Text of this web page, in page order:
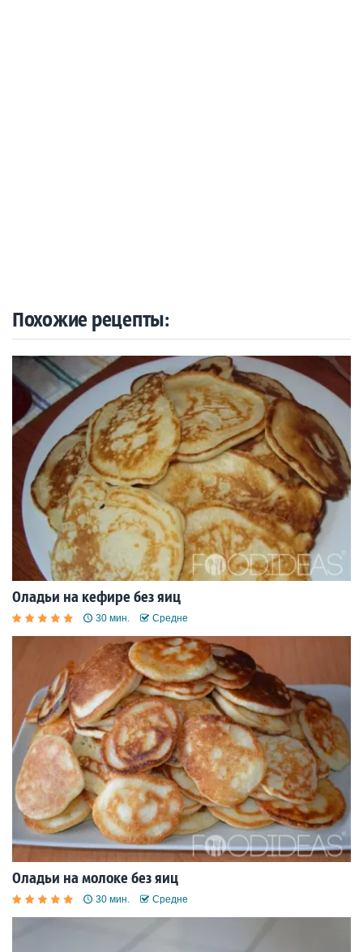
Похожие рецепты:
Оладьи на кефире без яиц
30 мин. Средне
Оладьи на молоке без яиц
30 мин. Средне